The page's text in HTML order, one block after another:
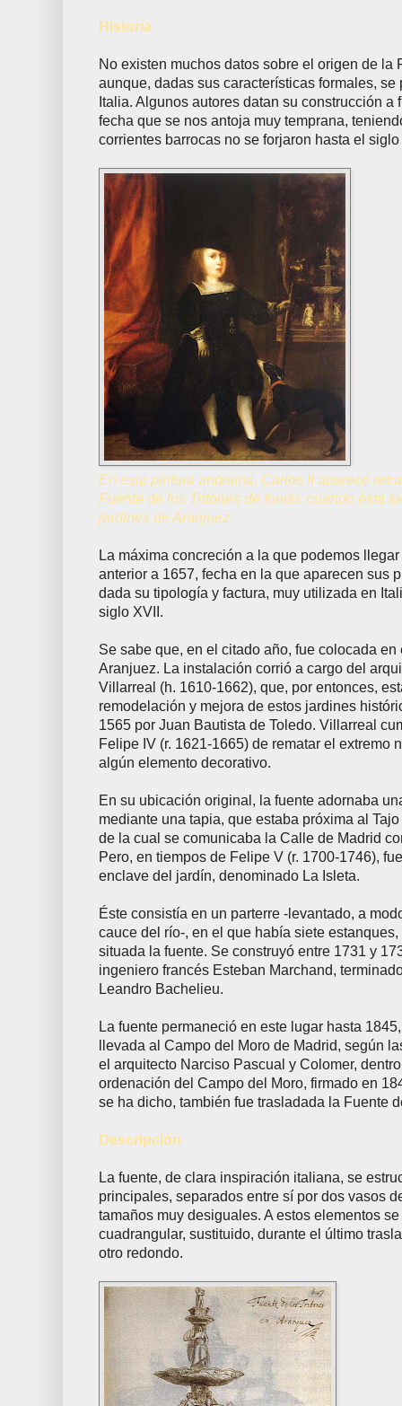
Historia
No existen muchos datos sobre el origen de la
aunque, dadas sus características formales,
Italia. Algunos autores datan su construcción
fecha que se nos antoja muy temprana,
corrientes barrocas no se forjaron hasta el siglo
En esta pintura anónima, Carlos II aparece
Fuente de los Tritones de fondo, cuando ésta
jardines de Aranjuez.
La máxima concreción a la que podemos
anterior a 1657, fecha en la que aparecen sus
dada su tipología y factura, muy utilizada en
siglo XVII.
Se sabe que, en el citado año, fue colocada
Aranjuez. La instalación corrió a cargo del
Villarreal (h. 1610-1662), que, por entonces,
remodelación y mejora de estos jardines
1565 por Juan Bautista de Toledo. Villarreal
Felipe IV (r. 1621-1665) de rematar el extremo
algún elemento decorativo.
En su ubicación original, la fuente adornaba
mediante una tapia, que estaba próxima al
de la cual se comunicaba la Calle de Madrid
Pero, en tiempos de Felipe V (r. 1700-1746),
enclave del jardín, denominado La Isleta.
Éste consistía en un parterre -levantado, a
cauce del río-, en el que había siete
situada la fuente. Se construyó entre 1731 y
ingeniero francés Esteban Marchand,
Leandro Bachelieu.
La fuente permaneció en este lugar hasta
llevada al Campo del Moro de Madrid, según
el arquitecto Narciso Pascual y Colomer,
ordenación del Campo del Moro, firmado en
se ha dicho, también fue trasladada la Fuente
Descripción
La fuente, de clara inspiración italiana, se
principales, separados entre sí por dos vasos
tamaños muy desiguales. A estos elementos
cuadrangular, sustituido, durante el último
otro redondo.